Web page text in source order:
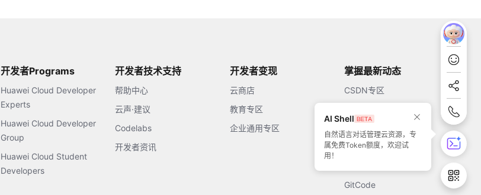
开发者Programs
Huawei Cloud Developer
Experts
Huawei Cloud Developer
Group
Huawei Cloud Student
Developers
开发者技术支持
帮助中心
云声·建议
Codelabs
开发者资讯
开发者变现
云商店
教育专区
企业通用专区
掌握最新动态
CSDN专区
51CTO
GitCode
AI Shell
自然语言对话管理云资源，专
属免费Token额度，欢迎试
用！